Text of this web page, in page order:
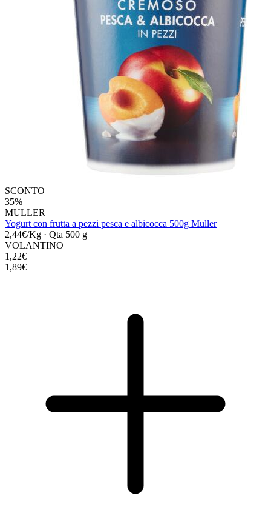
SCONTO
35%
MULLER
Yogurt con frutta a pezzi pesca e albicocca 500g Muller
2,44€/Kg · Qta 500 g
VOLANTINO
1,22€
1,89€